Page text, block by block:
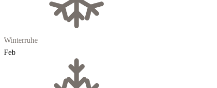
Winterruhe
Feb